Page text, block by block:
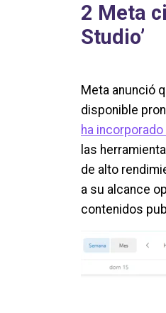
2 Meta
Studio’
Meta anunció
disponible
ha
las
de alto
a su alcance
contenidos